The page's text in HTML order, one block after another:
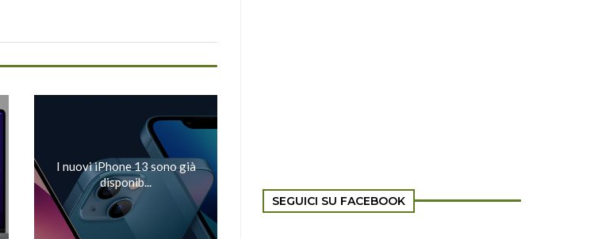
I nuovi iPhone 13 sono già
disponib...
SEGUICI SU FACEBOOK